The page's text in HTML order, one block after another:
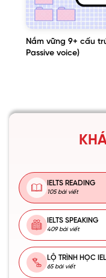
Nắm vững 9+ cấu
Passive voice)
IELTS READING
105 bài viết
IELTS SPEAKING
409 bài viết
LỘ TRÌNH HỌC
65 bài viết